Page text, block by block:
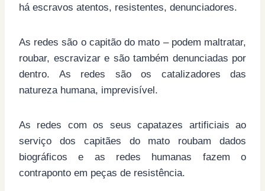
há escravos atentos, resistentes, denunciadores.
As redes são o capitão do mato – podem maltratar,
roubar, escravizar e são também denunciadas por
dentro. As redes são os catalizadores das
natureza humana, imprevisível.
As redes com os seus capatazes artificiais ao
serviço dos capitães do mato roubam dados
biográficos e as redes humanas fazem o
contraponto em peças de resistência.